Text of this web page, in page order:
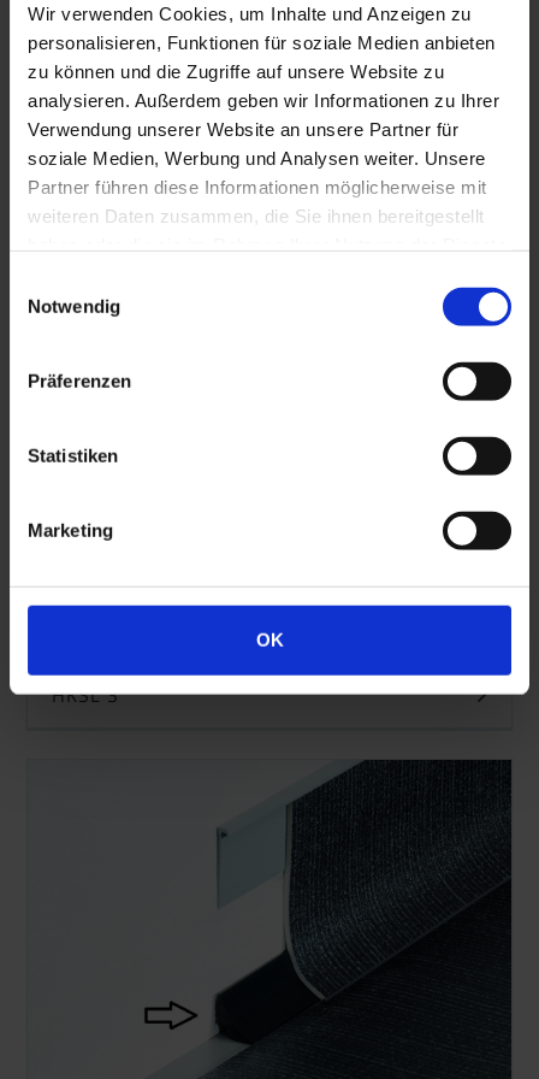
Wir verwenden Cookies, um Inhalte und Anzeigen zu
personalisieren, Funktionen für soziale Medien anbieten
zu können und die Zugriffe auf unsere Website zu
analysieren. Außerdem geben wir Informationen zu Ihrer
Verwendung unserer Website an unsere Partner für
soziale Medien, Werbung und Analysen weiter. Unsere
Partner führen diese Informationen möglicherweise mit
weiteren Daten zusammen, die Sie ihnen bereitgestellt
Cookies, wenn Sie unsere Webseite weiterhin nutzen.
Notwendig
Präferenzen
Statistiken
Marketing
OK
HKSL 3